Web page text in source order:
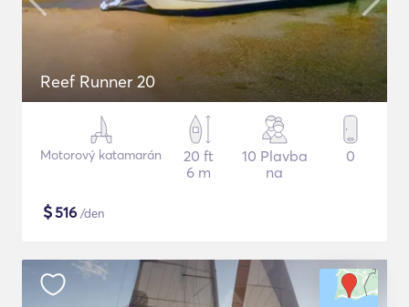
Reef Runner 20
Motorový katamarán
20 ft
6 m
10 Plavba
na
0
$516 /den